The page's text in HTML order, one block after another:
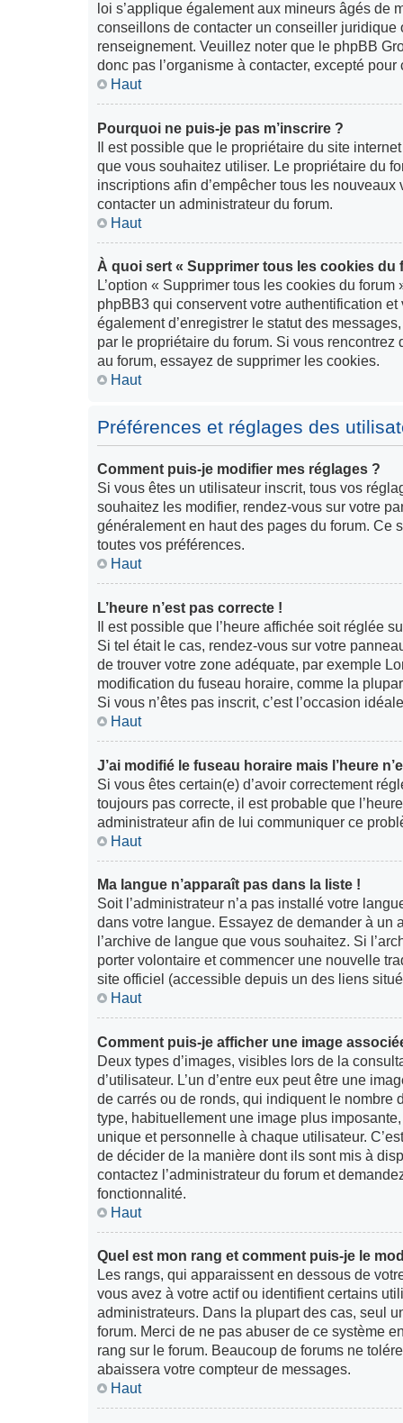
loi s’applique également aux mineurs âgés de
conseillons de contacter un conseiller
renseignement. Veuillez noter que le phpBB
donc pas l’organisme à contacter, excepté
Haut
Pourquoi ne puis-je pas m’inscrire ?
Il est possible que le propriétaire du site
que vous souhaitez utiliser. Le propriétaire du
inscriptions afin d’empêcher tous les
contacter un administrateur du forum.
Haut
À quoi sert « Supprimer tous les cookies du
L’option « Supprimer tous les cookies du
phpBB3 qui conservent votre authentification
également d’enregistrer le statut des
par le propriétaire du forum. Si vous
au forum, essayez de supprimer les cookies.
Haut
Préférences et réglages des
Comment puis-je modifier mes réglages ?
Si vous êtes un utilisateur inscrit, tous vos
souhaitez les modifier, rendez-vous sur votre
généralement en haut des pages du forum. Ce
toutes vos préférences.
Haut
L’heure n’est pas correcte !
Il est possible que l’heure affichée soit réglée
Si tel était le cas, rendez-vous sur votre
de trouver votre zone adéquate, par exemple
modification du fuseau horaire, comme la
Si vous n’êtes pas inscrit, c’est l’occasion
Haut
J’ai modifié le fuseau horaire mais l’heure
Si vous êtes certain(e) d’avoir correctement
toujours pas correcte, il est probable que
administrateur afin de lui communiquer ce
Haut
Ma langue n’apparaît pas dans la liste !
Soit l’administrateur n’a pas installé votre
dans votre langue. Essayez de demander à un
l’archive de langue que vous souhaitez. Si
porter volontaire et commencer une nouvelle
site officiel (accessible depuis un des liens
Haut
Comment puis-je afficher une image
Deux types d’images, visibles lors de la
d’utilisateur. L’un d’entre eux peut être une
de carrés ou de ronds, qui indiquent le nombre
type, habituellement une image plus
unique et personnelle à chaque utilisateur.
de décider de la manière dont ils sont mis à
contactez l’administrateur du forum et
fonctionnalité.
Haut
Quel est mon rang et comment puis-je le
Les rangs, qui apparaissent en dessous de
vous avez à votre actif ou identifient certains
administrateurs. Dans la plupart des cas, seul
forum. Merci de ne pas abuser de ce système
rang sur le forum. Beaucoup de forums ne
abaissera votre compteur de messages.
Haut